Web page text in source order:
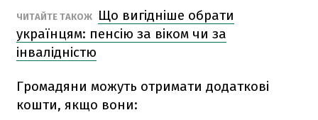
ЧИТАЙТЕ ТАКОЖ
Що вигідніше обрати
українцям: пенсію за віком чи за
інвалідністю
Громадяни можуть отримати додаткові
кошти, якщо вони: